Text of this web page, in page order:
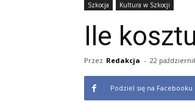
Szkocja Kultura w Szkocji
Ile
Przez Redakcja - 22
Podziel się na Facebooku